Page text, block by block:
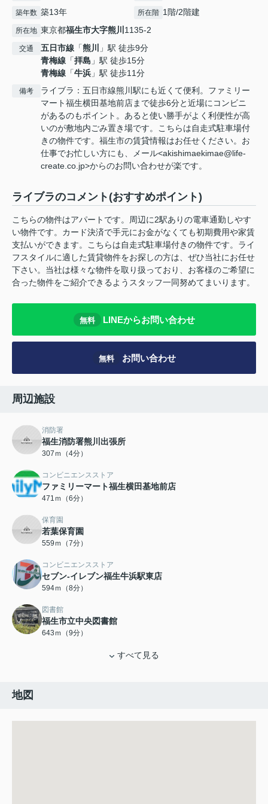
築年数 築13年 所在階 1階/2階建
所在地 東京都福生市大字熊川 1135-2
交通 五日市線 「熊川
」駅 徒歩9分
青梅線 「拝島 」駅 徒歩15分
青梅線 「牛浜 」駅 徒歩11分
備考
ライブラ：五日市線熊川駅にも近くて便利。ファミリー
マート福生横田基地前店まで徒歩6分と近場にコンビニ
があるのもポイント。あると使い勝手がよく利便性が高
いのが敷地内ごみ置き場です。こちらは自走式駐車場付
きの物件です。福生市の賃貸情報はお任せください。お
仕事でお忙しい方にも、メール<akishimaekimae@life-
create.co.jp>からのお問い合わせが楽です。
ライブラのコメント(おすすめポイント)
こちらの物件はアパートです。周辺に2駅ありの電車通勤しやす
い物件です。カード決済で手元にお金がなくても初期費用や家賃
支払いができます。こちらは自走式駐車場付きの物件です。ライ
フスタイルに適した賃貸物件をお探しの方は、ぜひ当社にお任せ
下さい。当社は様々な物件を取り扱っており、お客様のご希望に
合った物件をご紹介できるようスタッフ一同努めてまいります。
無料 LINEからお問い合わせ
無料 お問い合わせ
周辺施設
消防署
福生消防署熊川出張所
307ｍ（4分）
コンビニエンスストア
ファミリーマート福生横田基地前店
471ｍ（6分）
保育園
若葉保育園
559ｍ（7分）
コンビニエンスストア
セブン-イレブン福生牛浜駅東店
594ｍ（8分）
図書館
福生市立中央図書館
643ｍ（9分）
すべて見る
地図